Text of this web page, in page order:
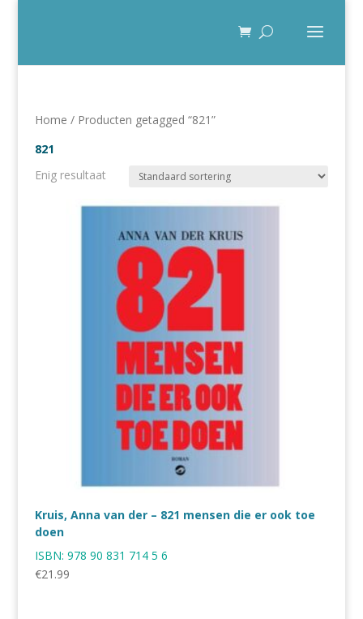
Home / Producten getagged “821”
821
Enig resultaat
Kruis, Anna van der – 821 mensen die er ook toe
doen
ISBN: 978 90 831 714 5 6
€21.99